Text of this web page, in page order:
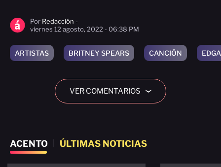
Por Redacción -
viernes 12 agosto, 2022 - 06:38 PM
ARTISTAS BRITNEY SPEARS CANCIÓN
VER COMENTARIOS ›
ACENTO ÚLTIMAS NOTICIAS